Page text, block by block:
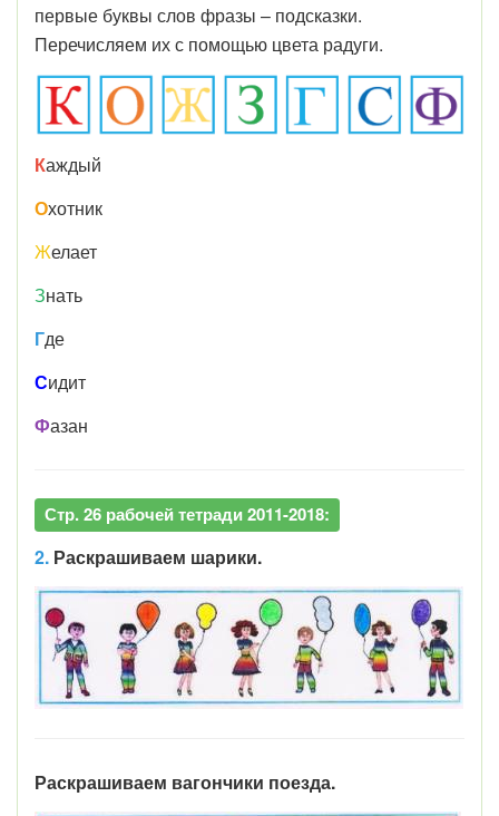
первые буквы слов фразы – подсказки.
Перечисляем их с помощью цвета радуги.
Каждый
Охотник
Желает
Знать
Где
Сидит
Фазан
Стр. 26 рабочей тетради 2011-2018:
2. Раскрашиваем шарики.
Раскрашиваем вагончики поезда.